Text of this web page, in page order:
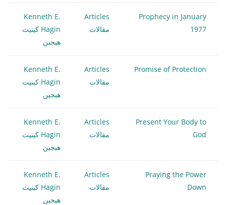
Prophecy in January
1977
Articles
مقالات
Kenneth E.
Hagin كينيث
هيجين
Promise of Protection
Articles
مقالات
Kenneth E.
Hagin كينيث
هيجين
Present Your Body to
God
Articles
مقالات
Kenneth E.
Hagin كينيث
هيجين
Praying the Power
Down
Articles
مقالات
Kenneth E.
Hagin كينيث
هيجين